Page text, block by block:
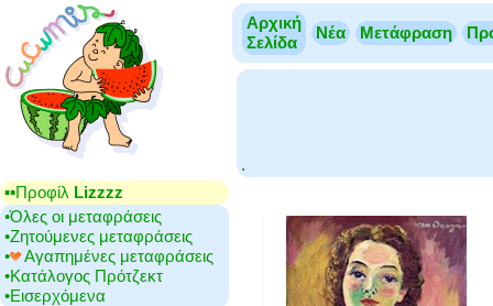
Αρχική
Σελίδα
Νέα Μετάφραση
.
▪▪‎Προφίλ Lizzzz
•‎Όλες οι μεταφράσεις
•‎Ζητούμενες μεταφράσεις
•‎
Αγαπημένες μεταφράσεις
•‎Κατάλογος Πρότζεκτ
•‎Εισερχόμενα